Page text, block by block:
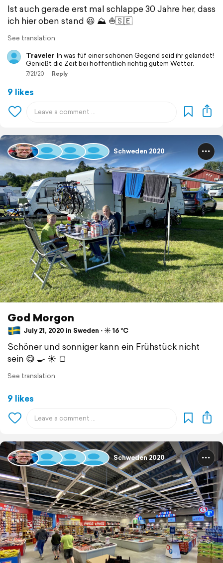
Ist auch gerade erst mal schlappe 30 Jahre her, dass
ich hier oben stand 😆 ⛰ ⛵️🇸🇪
See translation
Traveler In was füf einer schönen Gegend seid ihr gelandet!
Genießt die Zeit bei hoffentlich richtig gutem Wetter.
7/21/20 Reply
9 likes
Schweden 2020
God Morgon
July 21, 2020 in Sweden ⋅ ☀️ 16 °C
Schöner und sonniger kann ein Frühstück nicht
sein 😋 🍳 ☀️ 🍞
See translation
9 likes
Schweden 2020